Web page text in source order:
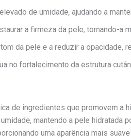
de umidade, ajudando a
a firmeza da pele, tornando-a
da pele e a reduzir a opacidade,
no fortalecimento da estrutura
de ingredientes que promovem a
mantendo a pele hidratada
uma aparência mais